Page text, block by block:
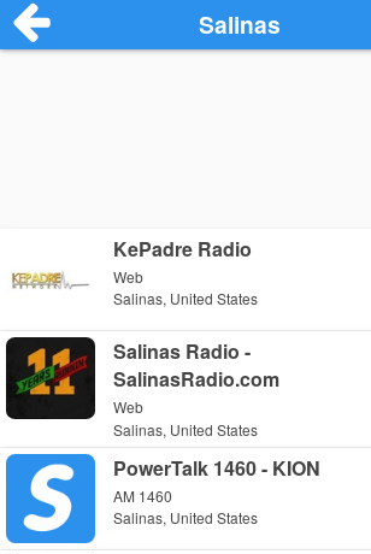
Salinas
KePadre Radio
Web
Salinas, United States
Salinas Radio -
SalinasRadio.com
Web
Salinas, United States
PowerTalk 1460 - KION
AM 1460
Salinas, United States